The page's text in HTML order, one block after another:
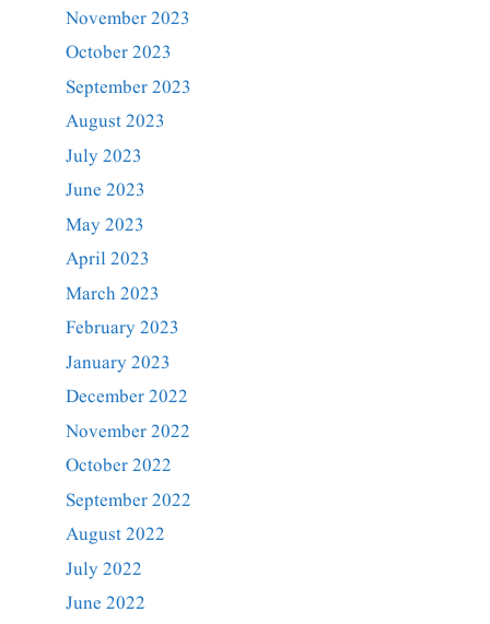
November 2023
October 2023
September 2023
August 2023
July 2023
June 2023
May 2023
April 2023
March 2023
February 2023
January 2023
December 2022
November 2022
October 2022
September 2022
August 2022
July 2022
June 2022